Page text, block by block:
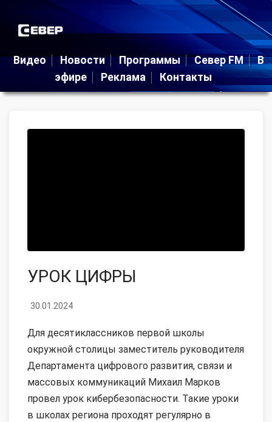
Видео Новости Программы Север FM
В
эфире
Реклама Контакты
УРОК ЦИФРЫ
30.01.2024
Для десятиклассников первой школы
окружной столицы заместитель руководителя
Департамента цифрового развития, связи и
массовых коммуникаций Михаил Марков
провел урок кибербезопасности. Такие уроки
в школах региона проходят регулярно в